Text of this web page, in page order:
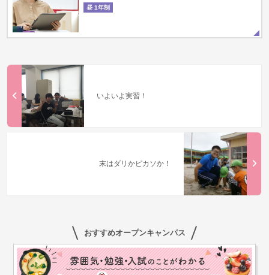
昼 1年制
いよいよ実習！
末はダリかピカソか！
おすすめオープンキャンパス